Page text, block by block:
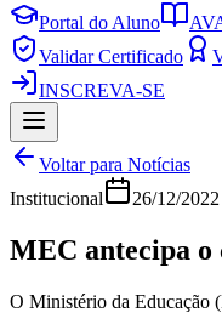
Portal do Aluno
Validar Certificado
INSCREVA-SE
Voltar para Notícias
Institucional
26/12/2022
MEC antecipa o
O Ministério da Educação